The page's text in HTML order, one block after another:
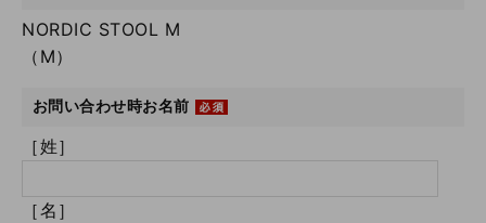
NORDIC STOOL M
（M）
お問い合わせ時お名前
［姓］
［名］